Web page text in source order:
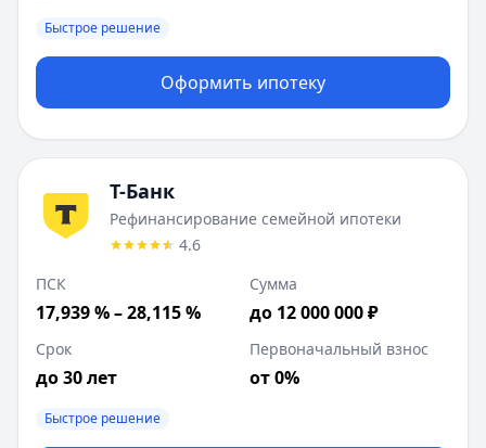
Быстрое решение
Оформить ипотеку
Т-Банк
Рефинансирование семейной ипотеки
4.6
ПСК
17,939 % – 28,115 %
Сумма
до 12 000 000 ₽
Срок
до 30 лет
Первоначальный взнос
от 0%
Быстрое решение